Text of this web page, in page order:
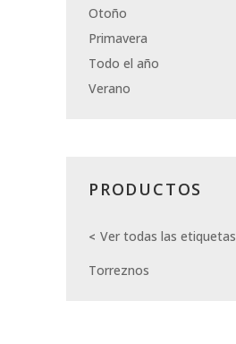
Otoño
Primavera
Todo el año
Verano
PRODUCTOS
Ver todas las etiquetas
Torreznos